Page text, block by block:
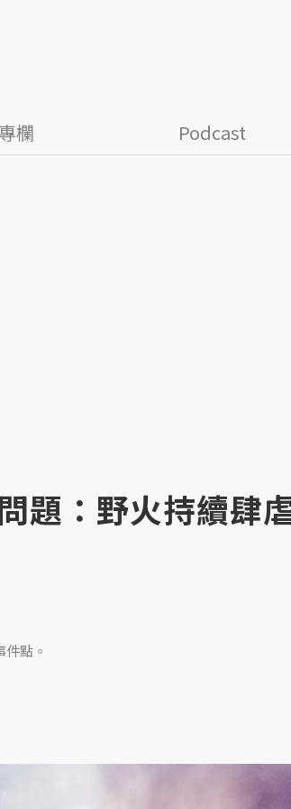
欄 Podcast
題：野火持續肆
點。